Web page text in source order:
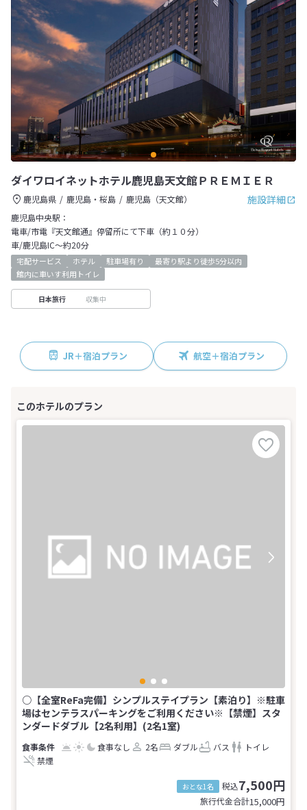
ダイワロイネットホテル鹿児島天文館ＰＲＥＭＩＥＲ
施設詳細
鹿児島県 鹿児島・桜島
鹿児島（天文館）
鹿児島中央駅：
電車/市電『天文館通』停留所にて下車（約１０分）
車/鹿児島IC～約20分
宅配サービス ホテル 駐車場有り
最寄り駅より徒歩5分以内
館内に車いす利用トイレ
日本旅行 収集中
JR＋宿泊プラン 航空＋宿泊プラン
○【全室ReFa完備】シンプルステイプラン【素泊り】※駐車
場はセンテラスパーキングをご利用ください※【禁煙】スタ
ンダードダブル【2名利用】(2名1室)
食事なし 2名 ダブル バス
トイレ
禁煙
おとな1名 税込7,500円
旅行代金合計15,000円